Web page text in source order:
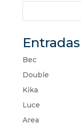
Bec
Double
Kika
Luce
Area